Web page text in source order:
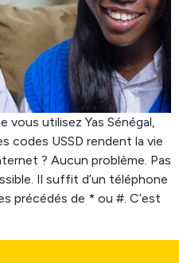
vous utilisez Yas Sénégal,
codes USSD rendent la vie
? Aucun problème. Pas
Il suffit d’un téléphone
précédés de * ou #. C’est